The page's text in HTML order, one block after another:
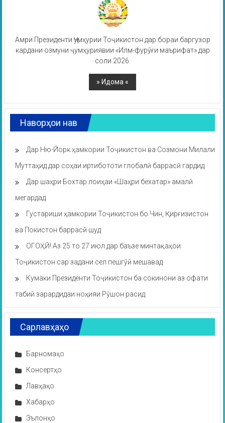
Амри Президенти Ҷумҳурии Тоҷикистон дар бораи баргузор
кардани озмуни ҷумҳуриявии «Илм-фурӯғи маърифат» дар
соли 2026.
Наворҳои нав
Дар Ню-Йорк ҳамкории Тоҷикистон ва Созмони Милали
Муттаҳид дар соҳаи иртибототи глобалӣ баррасӣ гардид
Дар шаҳри Бохтар лоиҳаи «Шаҳри бехатар» амалӣ
мегардад
Густариши ҳамкории Тоҷикистон бо Чин, Қирғизистон
ва Покистон баррасӣ шуд
ОГОҲӢ! Аз 25 то 27 июл дар баъзе минтақаҳои
Тоҷикистон сар задани сел пешгӯӣ мешавад
Кумаки Президенти Тоҷикистон ба сокинони аз офати
табиӣ зарардидаи ноҳияи Рӯшон расид
Сарлавҳаҳо
Барномаҳо
Консертҳо
Лавҳаҳо
Хабарҳо
Эълонҳо